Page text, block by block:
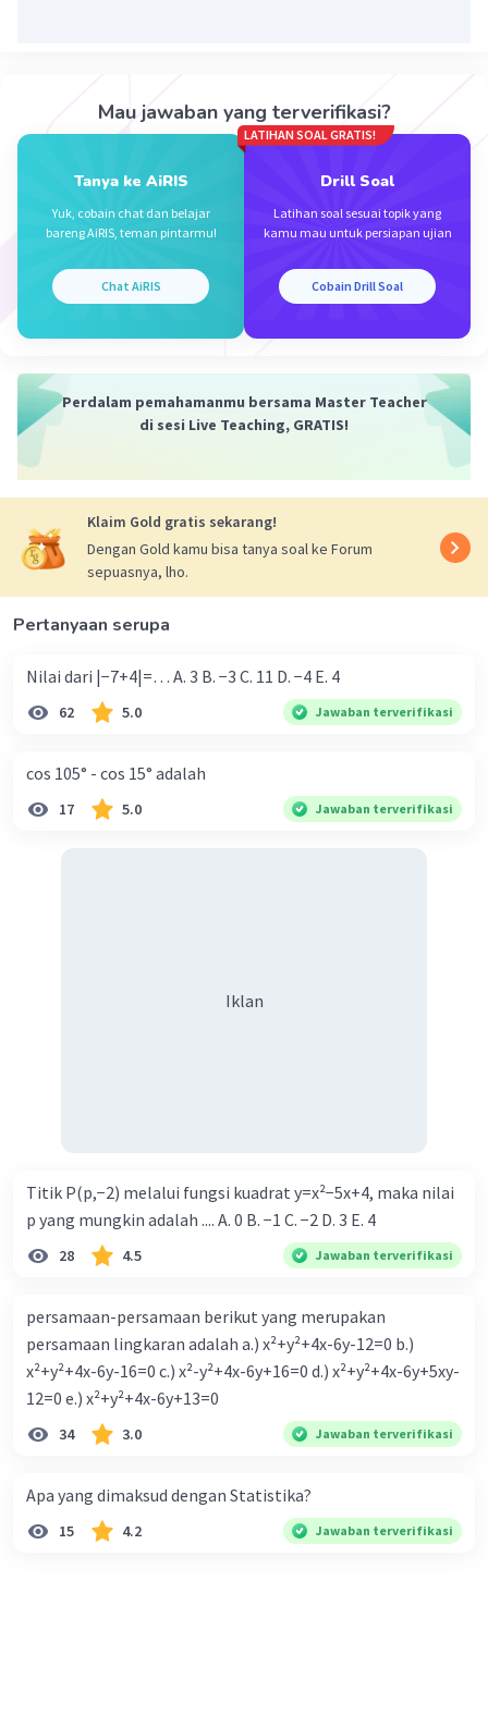
Mau jawaban yang terverifikasi?
Tanya ke AiRIS
Yuk, cobain chat dan belajar
bareng AiRIS, teman pintarmu!
Chat AiRIS
LATIHAN SOAL GRATIS!
Drill Soal
Latihan soal sesuai topik yang
kamu mau untuk persiapan ujian
Cobain Drill Soal
Perdalam pemahamanmu bersama Master Teacher
di sesi Live Teaching, GRATIS!
Klaim Gold gratis sekarang!
Dengan Gold kamu bisa tanya soal ke Forum
sepuasnya, lho.
Pertanyaan serupa
Nilai dari |−7+4|=… A. 3 B. −3 C. 11 D. −4 E. 4
62 5.0 Jawaban terverifikasi
cos 105° - cos 15° adalah
17 5.0 Jawaban terverifikasi
Iklan
Titik P(p,−2) melalui fungsi kuadrat y=x²−5x+4, maka nilai
p yang mungkin adalah .... A. 0 B. −1 C. −2 D. 3 E. 4
28 4.5 Jawaban terverifikasi
persamaan-persamaan berikut yang merupakan
persamaan lingkaran adalah a.) x²+y²+4x-6y-12=0 b.)
x²+y²+4x-6y-16=0 c.) x²-y²+4x-6y+16=0 d.) x²+y²+4x-6y+5xy-
12=0 e.) x²+y²+4x-6y+13=0
34 3.0 Jawaban terverifikasi
Apa yang dimaksud dengan Statistika?
15 4.2 Jawaban terverifikasi